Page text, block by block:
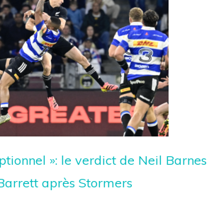
»: le verdict de Neil Barnes
après Stormers